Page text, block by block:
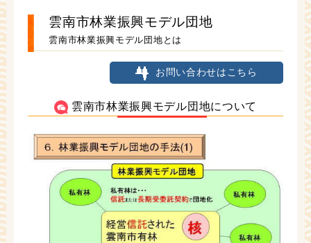
雲南市林業振興モデル団地
雲南市林業振興モデル団地とは
お問い合わせはこちら
雲南市林業振興モデル団地について